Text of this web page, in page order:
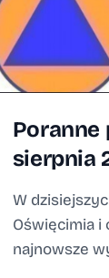
sierpnia
W
Oświęcimia i
najnowsze